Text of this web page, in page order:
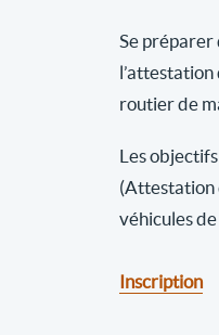
Se préparer
routier de
Les
(Attestation
véhicules
Inscription